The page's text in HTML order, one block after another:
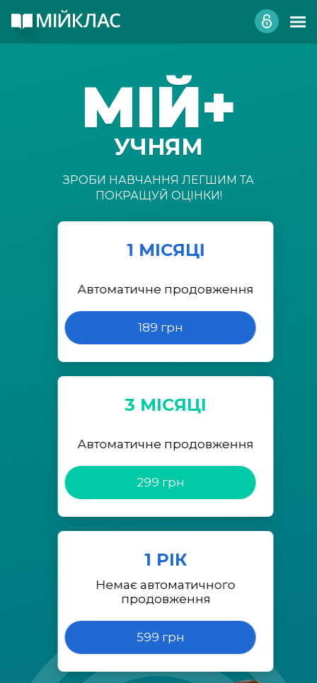
МІЙ+
УЧНЯМ
ЗРОБИ НАВЧАННЯ ЛЕГШИМ ТА
ПОКРАЩУЙ ОЦІНКИ!
1 МІСЯЦІ
Автоматичне продовження
189 грн
3 МІСЯЦІ
Автоматичне продовження
299 грн
1 РІК
Немає автоматичного
продовження
599 грн